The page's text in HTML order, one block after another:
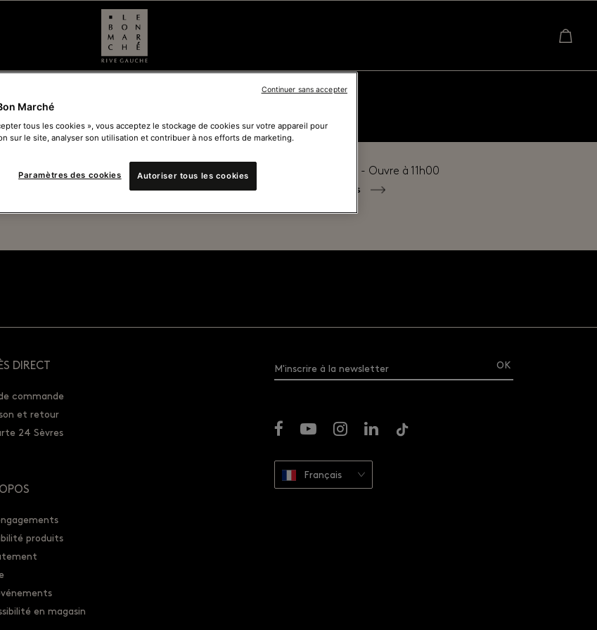
Fermé actuellement - Ouvre à 11h00
Voir tous les horaires
DIRECT
commande
et retour
24 Sèvres
produits
en magasin
M'inscrire à la newsletter
Français
Marché
tous les cookies », vous acceptez le stockage de cookies sur votre appareil pour
sur le site, analyser son utilisation et contribuer à nos efforts de marketing.
Paramètres des cookies Autoriser tous les cookies
Continuer sans accepter